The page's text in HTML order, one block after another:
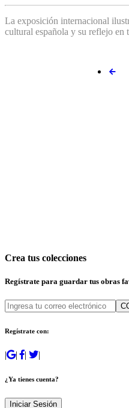
La exposición internacional
cultural española y su reflejo en
Crea tus colecciones
Regístrate para guardar tus obras
Regístrate con:
| | | |
¿Ya tienes cuenta?
Iniciar Sesión